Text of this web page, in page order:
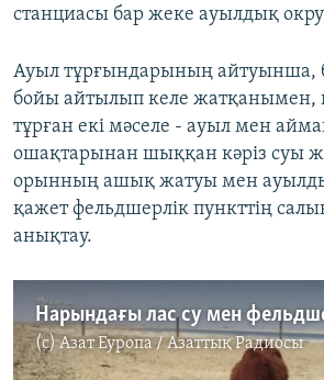
станциасы бар жеке ауылдық
Ауыл тұрғындарының айтуынша,
бойы айтылып келе
тұрған екі мәселе - ауыл мен
ошақтарынан шыққан кәріз суы
орынның ашық жатуы мен
қажет фельдшерлік пункттің
анықтау.
(c)Азат Еуропа / Азаттық Радиосы